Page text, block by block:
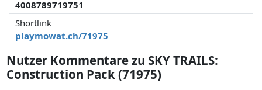
4008789719751
Shortlink
playmowat.ch/71975
Nutzer Kommentare zu SKY TRAILS:
Construction Pack (71975)